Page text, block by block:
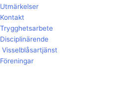
Utmärkelser
Kontakt
Trygghetsarbete
Disciplinärende
Visselblåsartjänst
Föreningar